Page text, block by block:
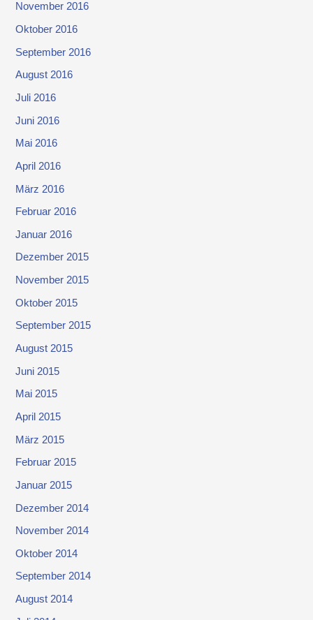
November 2016
Oktober 2016
September 2016
August 2016
Juli 2016
Juni 2016
Mai 2016
April 2016
März 2016
Februar 2016
Januar 2016
Dezember 2015
November 2015
Oktober 2015
September 2015
August 2015
Juni 2015
Mai 2015
April 2015
März 2015
Februar 2015
Januar 2015
Dezember 2014
November 2014
Oktober 2014
September 2014
August 2014